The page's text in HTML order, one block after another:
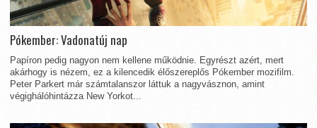
Pókember: Vadonatúj nap
Papíron pedig nagyon nem kellene működnie. Egyrészt azért, mert
akárhogy is nézem, ez a kilencedik élőszereplős Pókember mozifilm.
Peter Parkert már számtalanszor láttuk a nagyvásznon, amint
végighálóhintázza New Yorkot...